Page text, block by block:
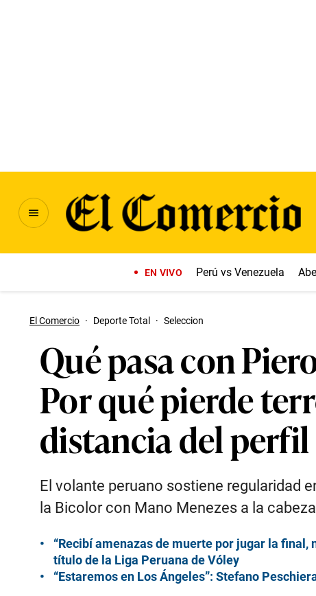
EN VIVO Perú vs Venezuela
El Comercio · Deporte Total · Seleccion
Qué pasa con
Por qué pierde
distancia del
El volante peruano sostiene regularidad
la Bicolor con Mano Menezes a la
“Recibí amenazas de muerte por jugar la
título de la Liga Peruana de Vóley
“Estaremos en Los Ángeles”: Stefano